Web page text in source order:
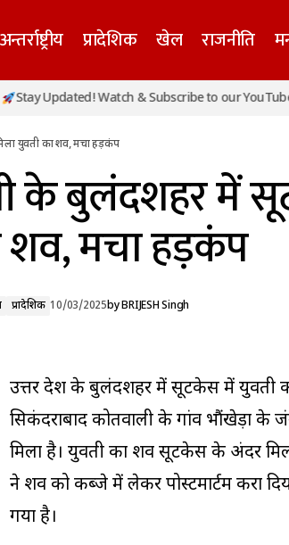
अन्तर्राष्ट्रीय प्रादेशिक खेल राजनीति
ED का शिकंजा,
Updated! Watch & Subscribe to our YouTube
युवती का शव, मचा हड़कंप
के बुलंदशहर में
मचा हड़कंप
प्रादेशिक 10/03/2025byBRIJESH Singh
उत्तर प्रदेश के बुलंदशहर में सूटकेस में
सिकंदराबाद कोतवाली के गांव
मिला है। युवती का शव सूटकेस के अंदर
ने शव को कब्जे में लेकर पोस्टमार्टम करा
गया है।